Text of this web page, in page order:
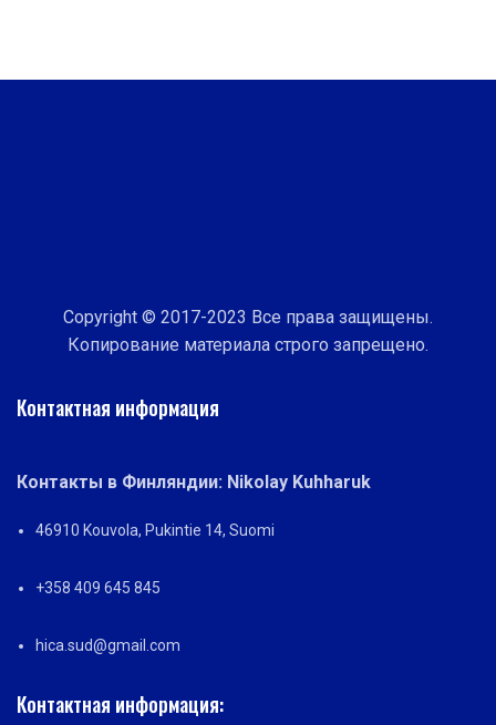
Copyright © 2017-2023 Все права защищены.
Копирование материала строго запрещено.
Контактная информация
Контакты в Финляндии: Nikolay Kuhharuk
46910 Kouvola, Pukintie 14, Suomi
+358 409 645 845
hica.sud@gmail.com
Контактная информация: